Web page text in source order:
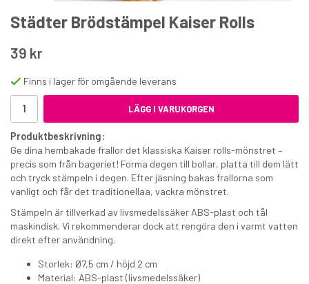
€5.90
KÖP
Städter Brödstämpel Kaiser Rolls
39 kr
Finns i lager för omgående leverans
LÄGG I VARUKORGEN
Produktbeskrivning:
Ge dina hembakade frallor det klassiska Kaiser rolls-mönstret –
precis som från bageriet! Forma degen till bollar, platta till dem lätt
och tryck stämpeln i degen. Efter jäsning bakas frallorna som
vanligt och får det traditionellaa, vackra mönstret.
Stämpeln är tillverkad av livsmedelssäker ABS-plast och tål
maskindisk. Vi rekommenderar dock att rengöra den i varmt vatten
direkt efter användning.
Storlek: Ø7,5 cm / höjd 2 cm
Material: ABS-plast (livsmedelssäker)